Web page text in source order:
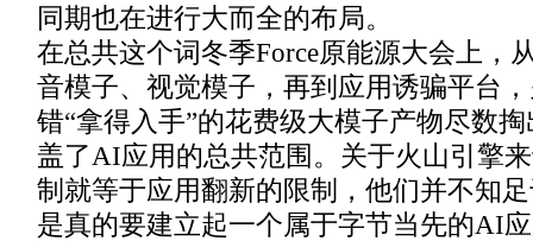
同期也在进行大而全的布局。
在总共这个词冬季Force原能源大会上，
音模子、视觉模子，再到应用诱骗平台
错“拿得入手”的花费级大模子产物尽数
盖了AI应用的总共范围。关于火山引擎
制就等于应用翻新的限制，他们并不知
是真的要建立起一个属于字节当先的AI